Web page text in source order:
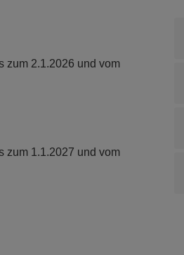
zum 2.1.2026 und vom
zum 1.1.2027 und vom